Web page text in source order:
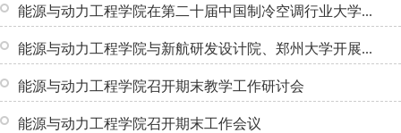
能源与动力工程学院在第二十届中国制冷空调行业大学...
能源与动力工程学院与新航研发设计院、郑州大学开展...
能源与动力工程学院召开期末教学工作研讨会
能源与动力工程学院召开期末工作会议